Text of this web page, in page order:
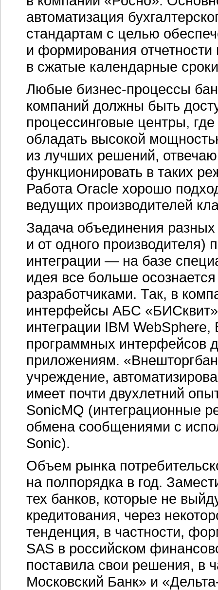
автоматизация
стандартам с целью
и формирования
в сжатые календарные
Любые бизнес-процессы
компаний должны быть
процессинговые центры,
обладать высокой
из лучших решений,
функционировать в таких
Работа Oracle хорошо
ведущих производителей
Задача объединения
и от одного производителя)
интеграции — на базе
идея все больше
разработчиками. Так, в
интерфейсы АБС
интеграции IBM
программных интерфейсов
приложениям.
учреждение,
имеет почти двухлетний
SonicMQ (интеграционные
обмена сообщениями с
Sonic).
Объем рынка
на полпорядка в год.
тех банков, которые не
кредитования, через
тенденция, в частности,
SAS в российском
поставила свои решения, в
Московский Банк» и